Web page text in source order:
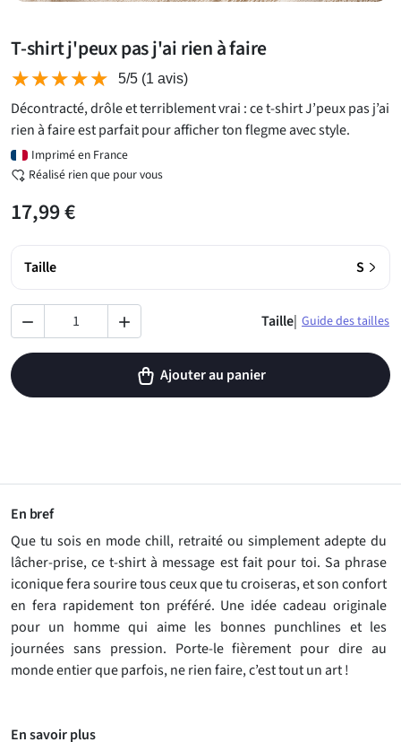
T-shirt j'peux pas j'ai rien à faire
★★★★★
★★★★★ 5/5 (1 avis)
Décontracté, drôle et terriblement vrai : ce t-shirt J’peux pas j’ai
rien à faire est parfait pour afficher ton flegme avec style.
Imprimé en France
Réalisé rien que pour vous
17,99 €
Taille S ›
Taille| Guide des tailles
 
Ajouter au panier
En bref
Que tu sois en mode chill, retraité ou simplement adepte du
lâcher-prise, ce t-shirt à message est fait pour toi. Sa phrase
iconique fera sourire tous ceux que tu croiseras, et son confort
en fera rapidement ton préféré. Une idée cadeau originale
pour un homme qui aime les bonnes punchlines et les
journées sans pression. Porte-le fièrement pour dire au
monde entier que parfois, ne rien faire, c’est tout un art !
En savoir plus